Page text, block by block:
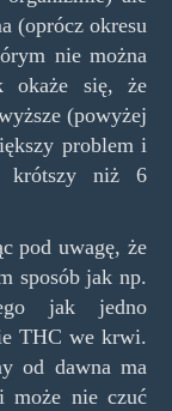
(oprócz okresu
nie można
okaże się, że
(powyżej
problem i
krótszy niż 6
pod uwagę, że
sposób jak np.
jak jedno
THC we krwi.
od dawna ma
może nie czuć